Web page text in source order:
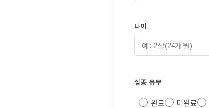
나이
접종 유무
완료 미완료